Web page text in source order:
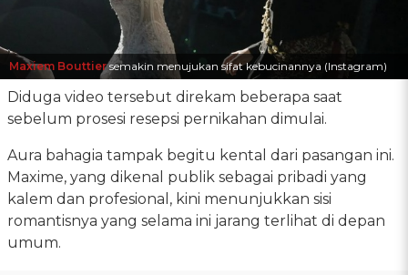
Maxiem Bouttiersemakin menujukan sifat kebucinannya (Instagram)
Diduga video tersebut direkam beberapa saat
sebelum prosesi resepsi pernikahan dimulai.
Aura bahagia tampak begitu kental dari pasangan ini.
Maxime, yang dikenal publik sebagai pribadi yang
kalem dan profesional, kini menunjukkan sisi
romantisnya yang selama ini jarang terlihat di depan
umum.